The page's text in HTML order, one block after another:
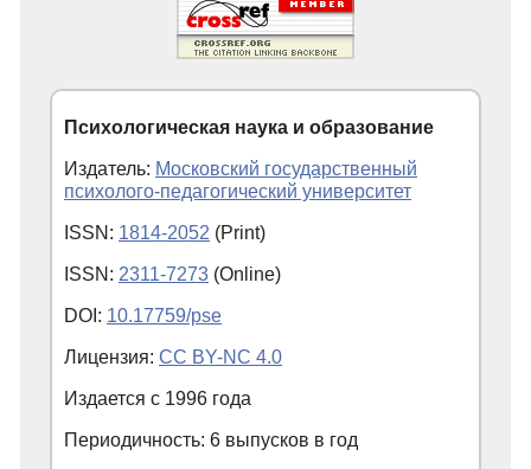
Психологическая наука и образование
Издатель: Московский государственный
психолого-педагогический университет
ISSN: 1814-2052 (Print)
ISSN: 2311-7273 (Online)
DOI: 10.17759/pse
Лицензия: CC BY-NC 4.0
Издается с 1996 года
Периодичность: 6 выпусков в год